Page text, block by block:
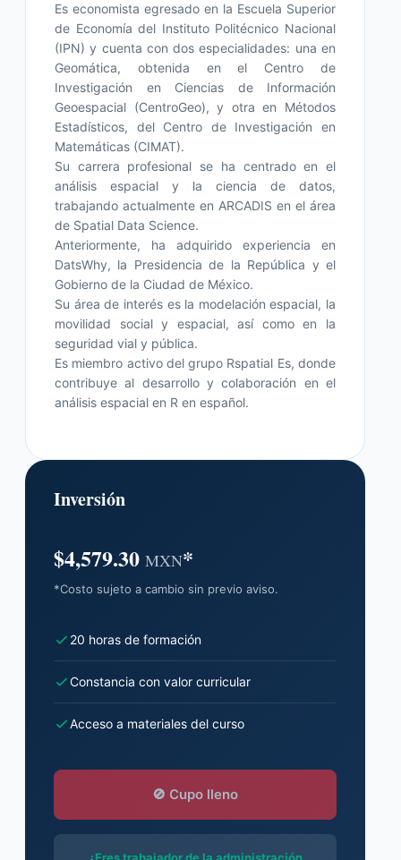
Es economista egresado en la Escuela Superior
de Economía del Instituto Politécnico Nacional
(IPN) y cuenta con dos especialidades: una en
Geomática, obtenida en el Centro de
Investigación en Ciencias de Información
Geoespacial (CentroGeo), y otra en Métodos
Estadísticos, del Centro de Investigación en
Matemáticas (CIMAT).
Su carrera profesional se ha centrado en el
análisis espacial y la ciencia de datos,
trabajando actualmente en ARCADIS en el área
de Spatial Data Science.
Anteriormente, ha adquirido experiencia en
DatsWhy, la Presidencia de la República y el
Gobierno de la Ciudad de México.
Su área de interés es la modelación espacial, la
movilidad social y espacial, así como en la
seguridad vial y pública.
Es miembro activo del grupo Rspatial Es, donde
contribuye al desarrollo y colaboración en el
análisis espacial en R en español.
Inversión
$4,579.30 MXN*
*Costo sujeto a cambio sin previo aviso.
20 horas de formación
Constancia con valor curricular
Acceso a materiales del curso
🚫 Cupo lleno